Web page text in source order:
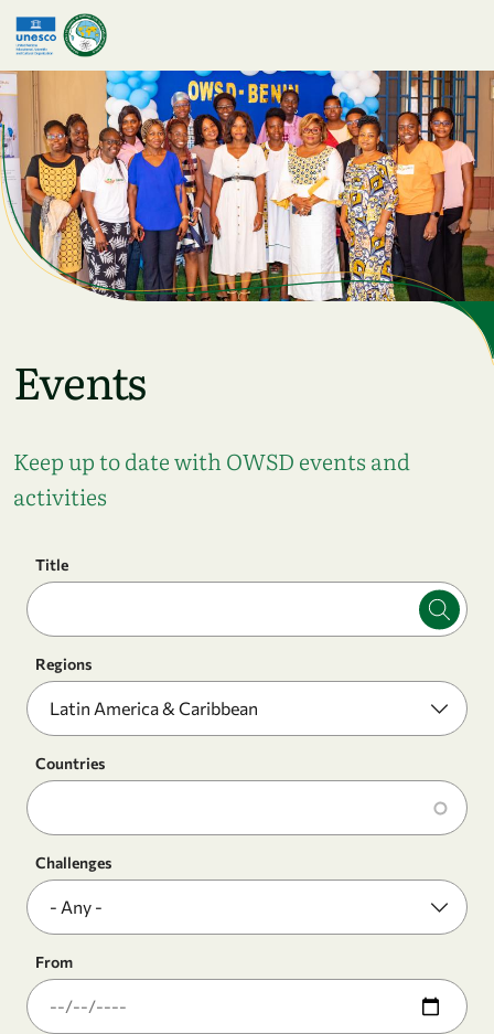
Skip to main content
Events
Keep up to date with OWSD events and
activities
Title
Regions
Countries
Challenges
From